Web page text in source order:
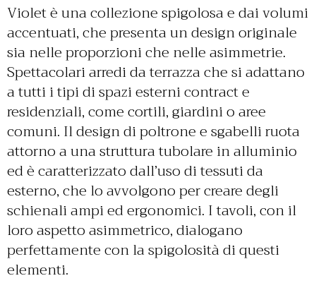
Violet è una collezione spigolosa e dai volumi
accentuati, che presenta un design originale
sia nelle proporzioni che nelle asimmetrie.
Spettacolari arredi da terrazza che si adattano
a tutti i tipi di spazi esterni contract e
residenziali, come cortili, giardini o aree
comuni. Il design di poltrone e sgabelli ruota
attorno a una struttura tubolare in alluminio
ed è caratterizzato dall’uso di tessuti da
esterno, che lo avvolgono per creare degli
schienali ampi ed ergonomici. I tavoli, con il
loro aspetto asimmetrico, dialogano
perfettamente con la spigolosità di questi
elementi.